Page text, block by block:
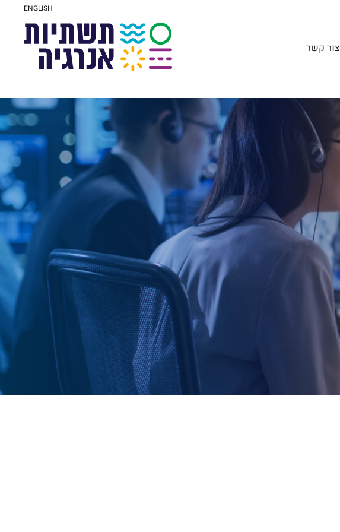
ENGLISH
צור קשר